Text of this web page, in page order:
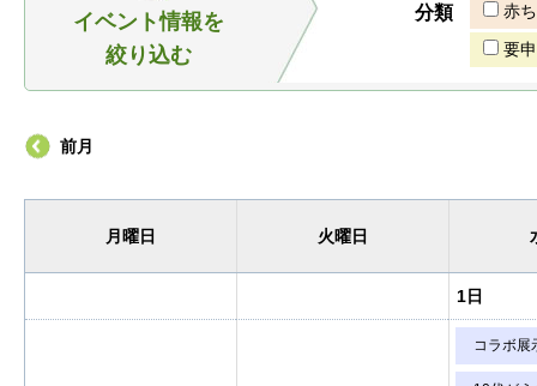
イベント情報を
絞り込む
分類
赤
要
前月
月曜日 火曜日
1日
コラボ展